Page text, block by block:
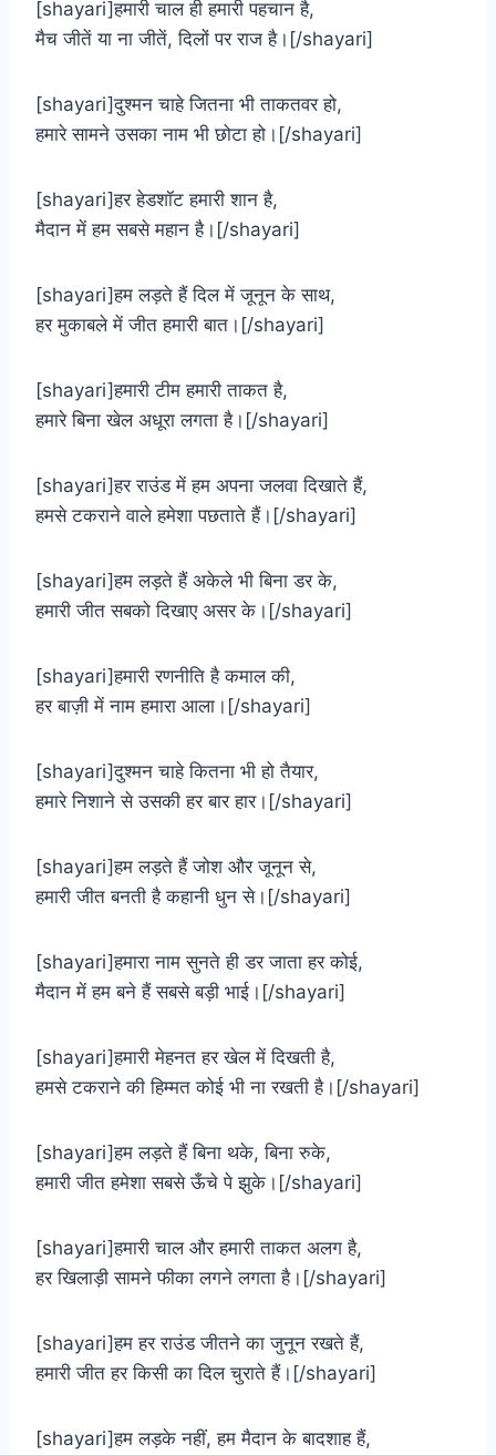
[shayari]हमारी चाल ही हमारी पहचान है,
मैच जीतें या ना जीतें, दिलों पर राज है।[/shayari]
[shayari]दुश्मन चाहे जितना भी ताकतवर हो,
हमारे सामने उसका नाम भी छोटा हो।[/shayari]
[shayari]हर हेडशॉट हमारी शान है,
मैदान में हम सबसे महान है।[/shayari]
[shayari]हम लड़ते हैं दिल में जूनून के साथ,
हर मुकाबले में जीत हमारी बात।[/shayari]
[shayari]हमारी टीम हमारी ताकत है,
हमारे बिना खेल अधूरा लगता है।[/shayari]
[shayari]हर राउंड में हम अपना जलवा दिखाते हैं,
हमसे टकराने वाले हमेशा पछताते हैं।[/shayari]
[shayari]हम लड़ते हैं अकेले भी बिना डर के,
हमारी जीत सबको दिखाए असर के।[/shayari]
[shayari]हमारी रणनीति है कमाल की,
हर बाज़ी में नाम हमारा आला।[/shayari]
[shayari]दुश्मन चाहे कितना भी हो तैयार,
हमारे निशाने से उसकी हर बार हार।[/shayari]
[shayari]हम लड़ते हैं जोश और जूनून से,
हमारी जीत बनती है कहानी धुन से।[/shayari]
[shayari]हमारा नाम सुनते ही डर जाता हर कोई,
मैदान में हम बने हैं सबसे बड़ी भाई।[/shayari]
[shayari]हमारी मेहनत हर खेल में दिखती है,
हमसे टकराने की हिम्मत कोई भी ना रखती है।[/shayari]
[shayari]हम लड़ते हैं बिना थके, बिना रुके,
हमारी जीत हमेशा सबसे ऊँचे पे झुके।[/shayari]
[shayari]हमारी चाल और हमारी ताकत अलग है,
हर खिलाड़ी सामने फीका लगने लगता है।[/shayari]
[shayari]हम हर राउंड जीतने का जुनून रखते हैं,
हमारी जीत हर किसी का दिल चुराते हैं।[/shayari]
[shayari]हम लड़के नहीं, हम मैदान के बादशाह हैं,